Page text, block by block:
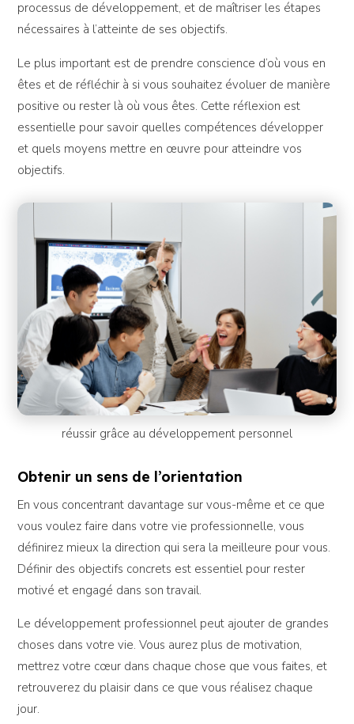
processus de développement, et de maîtriser les étapes
nécessaires à l’atteinte de ses objectifs.
Le plus important est de prendre conscience d’où vous en
êtes et de réfléchir à si vous souhaitez évoluer de manière
positive ou rester là où vous êtes. Cette réflexion est
essentielle pour savoir quelles compétences développer
et quels moyens mettre en œuvre pour atteindre vos
objectifs.
réussir grâce au développement personnel
Obtenir un sens de l’orientation
En vous concentrant davantage sur vous-même et ce que
vous voulez faire dans votre vie professionnelle, vous
définirez mieux la direction qui sera la meilleure pour vous.
Définir des objectifs concrets est essentiel pour rester
motivé et engagé dans son travail.
Le développement professionnel peut ajouter de grandes
choses dans votre vie. Vous aurez plus de motivation,
mettrez votre cœur dans chaque chose que vous faites, et
retrouverez du plaisir dans ce que vous réalisez chaque
jour.